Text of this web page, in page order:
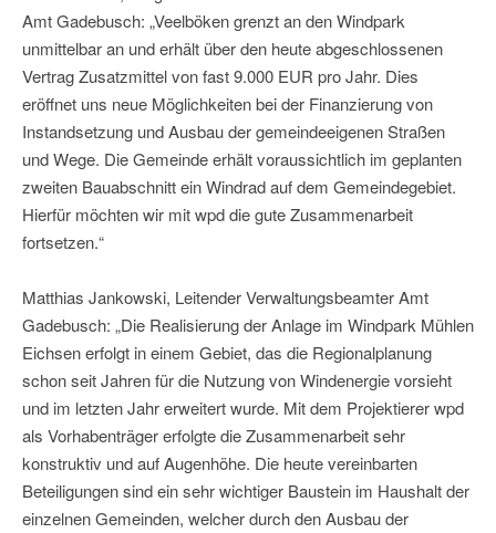
Amt Gadebusch: „Veelböken grenzt an den Windpark
unmittelbar an und erhält über den heute abgeschlossenen
Vertrag Zusatzmittel von fast 9.000 EUR pro Jahr. Dies
eröffnet uns neue Möglichkeiten bei der Finanzierung von
Instandsetzung und Ausbau der gemeindeeigenen Straßen
und Wege. Die Gemeinde erhält voraussichtlich im geplanten
zweiten Bauabschnitt ein Windrad auf dem Gemeindegebiet.
Hierfür möchten wir mit wpd die gute Zusammenarbeit
fortsetzen.“
Matthias Jankowski, Leitender Verwaltungsbeamter Amt
Gadebusch: „Die Realisierung der Anlage im Windpark Mühlen
Eichsen erfolgt in einem Gebiet, das die Regionalplanung
schon seit Jahren für die Nutzung von Windenergie vorsieht
und im letzten Jahr erweitert wurde. Mit dem Projektierer wpd
als Vorhabenträger erfolgte die Zusammenarbeit sehr
konstruktiv und auf Augenhöhe. Die heute vereinbarten
Beteiligungen sind ein sehr wichtiger Baustein im Haushalt der
einzelnen Gemeinden, welcher durch den Ausbau der